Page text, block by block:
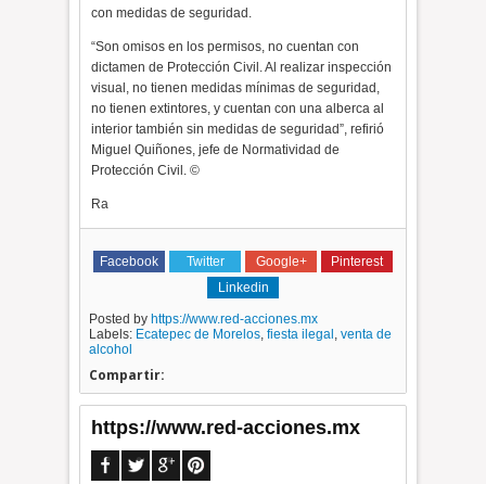
con medidas de seguridad.
“Son omisos en los permisos, no cuentan con
dictamen de Protección Civil. Al realizar inspección
visual, no tienen medidas mínimas de seguridad,
no tienen extintores, y cuentan con una alberca al
interior también sin medidas de seguridad”, refirió
Miguel Quiñones, jefe de Normatividad de
Protección Civil. ©
Ra
Facebook Twitter Google+
Pinterest
Linkedin
Posted by https://www.red-acciones.mx
Labels: Ecatepec de Morelos,fiesta ilegal ,venta de
alcohol
Compartir:
https://www.red-acciones.mx